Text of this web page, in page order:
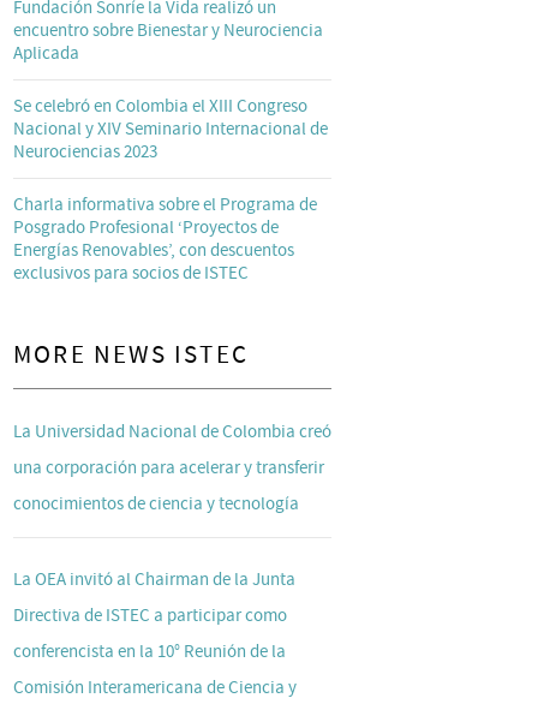
Fundación Sonríe la Vida realizó un
encuentro sobre Bienestar y Neurociencia
Aplicada
Se celebró en Colombia el XIII Congreso
Nacional y XIV Seminario Internacional de
Neurociencias 2023
Charla informativa sobre el Programa de
Posgrado Profesional ‘Proyectos de
Energías Renovables’, con descuentos
exclusivos para socios de ISTEC
MORE NEWS ISTEC
La Universidad Nacional de Colombia creó
una corporación para acelerar y transferir
conocimientos de ciencia y tecnología
La OEA invitó al Chairman de la Junta
Directiva de ISTEC a participar como
conferencista en la 10° Reunión de la
Comisión Interamericana de Ciencia y